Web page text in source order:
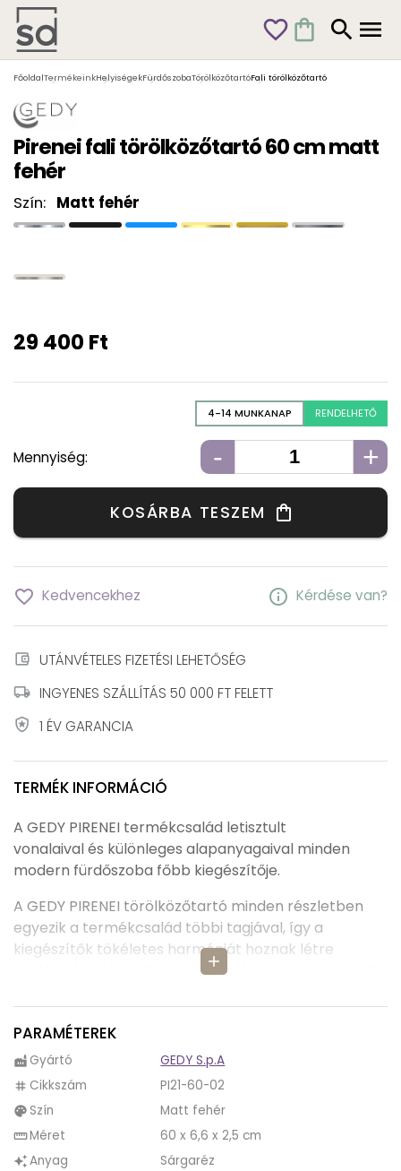
favorite_outline shopping_bag search menu
FőoldalTermékeinkHelyiségekFürdőszobaTörölközőtartóFali törölközőtartó
Pirenei fali törölközőtartó 60 cm matt
fehér
29 400 Ft
Szín: Matt fehér
4-14 MUNKANAP RENDELHETŐ
Mennyiség: - +
KOSÁRBA TESZEM shopping_bag
favorite_border Kedvencekhez info Kérdése van?
account_balance_wallet UTÁNVÉTELES FIZETÉSI LEHETŐSÉG
local_shipping INGYENES SZÁLLÍTÁS 50 000 FT FELETT
local_police 1 ÉV GARANCIA
TERMÉK INFORMÁCIÓ
add
A GEDY PIRENEI termékcsalád letisztult
vonalaival és különleges alapanyagaival minden
modern fürdőszoba főbb kiegészítője.
A GEDY PIRENEI törölközőtartó minden részletben
egyezik a termékcsalád többi tagjával, így a
kiegészítők tökéletes harmóniát hoznak létre
fürdőszobánkban. Annak érdekében, hogy a termék
tervezők a Pirenei fürdőszobai kiegészítőket
sárgarézből készítették, mely anyagról tudjuk hogy a
rávitt színezett bevonatot jól megtartja, és sokáig
használhatjuk fürdőszobánkba eredeti szépségében.
Rohanó világunkban sokak számára az egyetlen
lehetőséget némi énidő megteremtésére a
fürdőszobában eltöltött pillanatok jelentik, ezért
PARAMÉTEREK
factory Gyártó GEDY S.p.A
tag Cikkszám PI21-60-02
palette Szín Matt fehér
straightenMéret 60 x 6,6 x 2,5 cm
auto_awesomeAnyag Sárgaréz